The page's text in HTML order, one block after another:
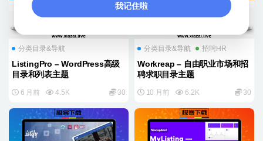
分类目录&导航
ListingPro – WordPress高级
目录和列表主题
6 月前 4.5K 30
分类目录&导航 招聘HR
Workreap – 自由职业市场和招
聘求职目录主题
10 月前 6.2K 30
我记住啦